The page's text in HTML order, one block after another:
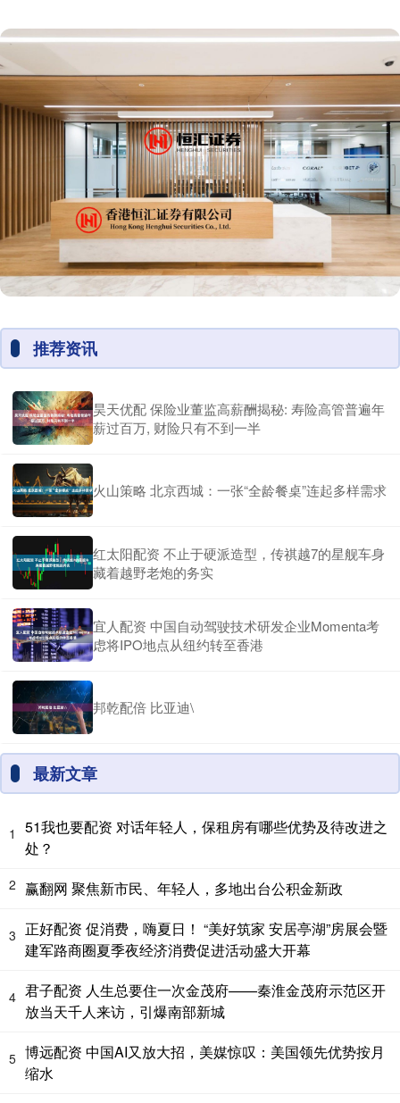
推荐资讯
昊天优配 保险业董监高薪酬揭秘: 寿险高管普遍年
薪过百万, 财险只有不到一半
火山策略 北京西城：一张“全龄餐桌”连起多样需求
红太阳配资 不止于硬派造型，传祺越7的星舰车身
藏着越野老炮的务实
宜人配资 中国自动驾驶技术研发企业Momenta考
虑将IPO地点从纽约转至香港
邦乾配倍 比亚迪\
最新文章
1
51我也要配资 对话年轻人，保租房有哪些优势及待改进之
处？
2 赢翻网 聚焦新市民、年轻人，多地出台公积金新政
3 正好配资 促消费，嗨夏日！ “美好筑家 安居亭湖”房展会暨
建军路商圈夏季夜经济消费促进活动盛大开幕
4 君子配资 人生总要住一次金茂府——秦淮金茂府示范区开
放当天千人来访，引爆南部新城
5 博远配资 中国AI又放大招，美媒惊叹：美国领先优势按月
缩水